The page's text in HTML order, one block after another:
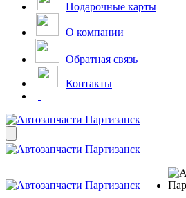
Подарочные карты
О компании
Обратная связь
Контакты